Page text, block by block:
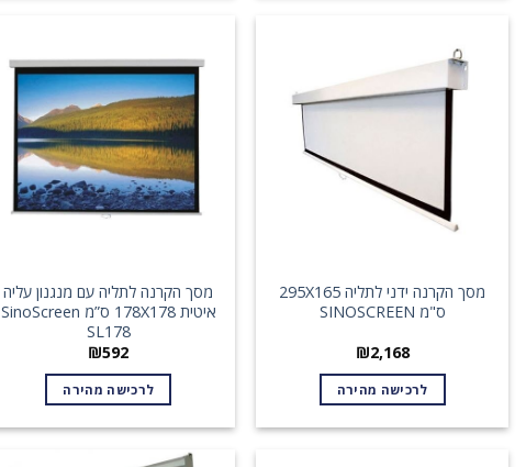
מסך הקרנה ידני לתליה 295X165
ס"מ SINOSCREEN
₪2,168
לרכישה מהירה
מסך הקרנה לתליה עם מנגנון עליה
איטית 178X178 ס”מ SinoScreen
SL178
₪592
לרכישה מהירה